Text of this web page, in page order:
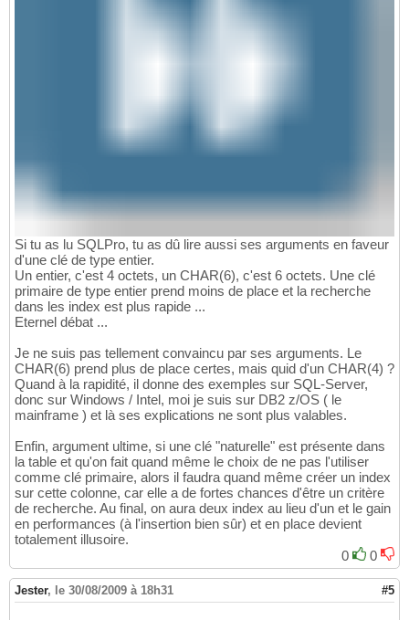
Si tu as lu SQLPro, tu as dû lire aussi ses arguments en faveur
d'une clé de type entier.
Un entier, c'est 4 octets, un CHAR(6), c'est 6 octets. Une clé
primaire de type entier prend moins de place et la recherche
dans les index est plus rapide ...
Eternel débat ...
Je ne suis pas tellement convaincu par ses arguments. Le
CHAR(6) prend plus de place certes, mais quid d'un CHAR(4) ?
Quand à la rapidité, il donne des exemples sur SQL-Server,
donc sur Windows / Intel, moi je suis sur DB2 z/OS ( le
mainframe ) et là ses explications ne sont plus valables.
Enfin, argument ultime, si une clé "naturelle" est présente dans
la table et qu'on fait quand même le choix de ne pas l'utiliser
comme clé primaire, alors il faudra quand même créer un index
sur cette colonne, car elle a de fortes chances d'être un critère
de recherche. Au final, on aura deux index au lieu d'un et le gain
en performances (à l'insertion bien sûr) et en place devient
totalement illusoire.
0
0
Jester, le 30/08/2009 à 18h31 #5